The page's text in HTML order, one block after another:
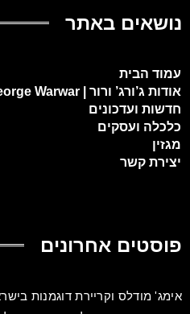
נושאים באתר
עמוד הבית
אודות ג’ורג’ ורור | George Warwar
חדשות ועדכונים
כלכלה ועסקים
מגזין
יצירת קשר
פוסטים אחרונים
אימג' מודלס וקריירת דוגמנות